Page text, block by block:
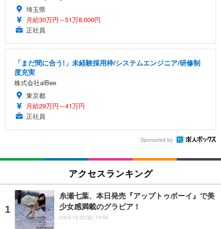
埼玉県
月給30万円～51万8,000円
正社員
「まだ間に合う!」未経験採用枠/システムエンジニア/研修制
度充実
株式会社alBee
東京都
月給29万円～41万円
正社員
Sponsored by
アクセスランキング
糸瀬七葉、本日発売『アップトゥボーイ』で美
少女感満載のグラビア！
2023.12.22(金) 14:50